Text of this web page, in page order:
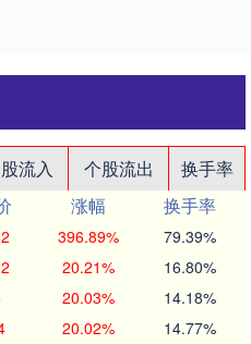
流入 个股流出
换手率
涨幅
换手率
396.89% 79.39%
20.21% 16.80%
20.03% 14.18%
20.02% 14.77%